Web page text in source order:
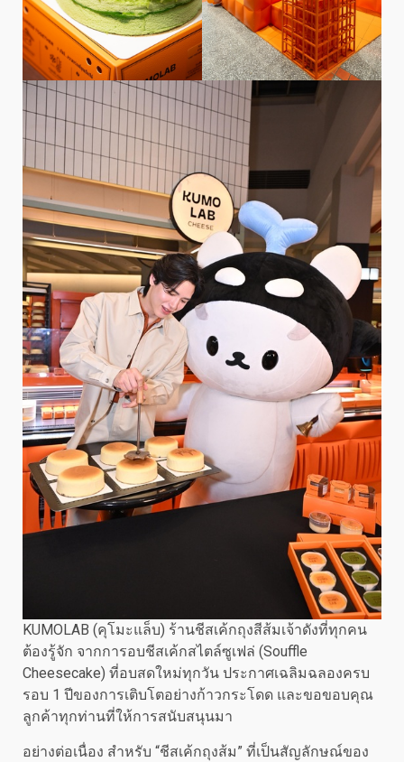
KUMOLAB (คุโมะแล็บ) ร้านชีสเค้กถุงสีส้มเจ้าดังที่ทุกคน
ต้องรู้จัก จากการอบชีสเค้กสไตล์ซูเฟล่ (Souffle
Cheesecake) ที่อบสดใหม่ทุกวัน ประกาศเฉลิมฉลองครบ
รอบ 1 ปีของการเติบโตอย่างก้าวกระโดด และขอขอบคุณ
ลูกค้าทุกท่านที่ให้การสนับสนุนมา
อย่างต่อเนื่อง สำหรับ “ชีสเค้กถุงส้ม” ที่เป็นสัญลักษณ์ของ